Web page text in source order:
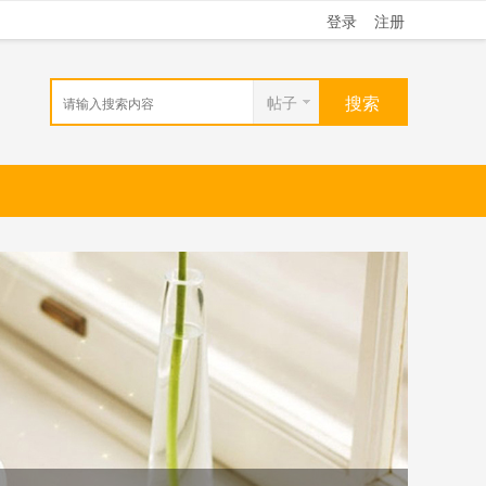
登录 注册
帖子 搜索